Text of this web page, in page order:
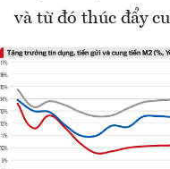
và từ đó thúc đẩy